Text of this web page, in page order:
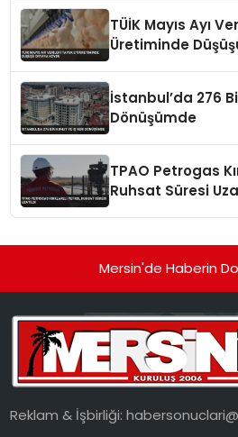
TÜİK Mayıs Ayı
Üretiminde
İstanbul’da 276
Dönüşümde
TPAO Petrogas
Ruhsat Süresi
Mersin'de Haberin
Reklam & İşbirliği: